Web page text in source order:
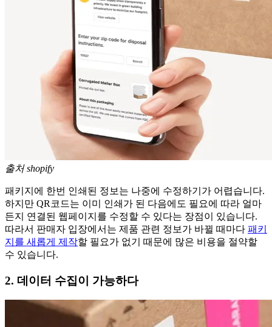
출처 shopify
패키지에 한번 인쇄된 정보는 나중에 수정하기가 어렵습니다.
하지만 QR코드는 이미 인쇄가 된 다음에도 필요에 따라 얼마
든지 연결된 웹페이지를 수정할 수 있다는 장점이 있습니다.
따라서 판매자 입장에서는 제품 관련 정보가 바뀔 때마다 패키
지를 새롭게 제작할 필요가 없기 때문에 많은 비용을 절약할
수 있습니다.
2. 데이터 수집이 가능하다